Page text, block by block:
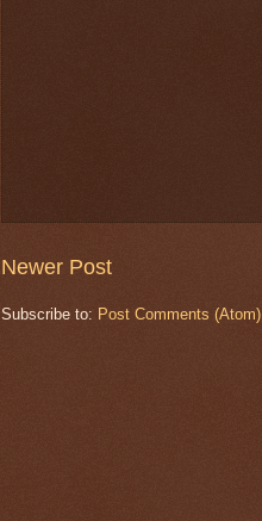
Newer Post
Subscribe to: Post Comments (Atom)